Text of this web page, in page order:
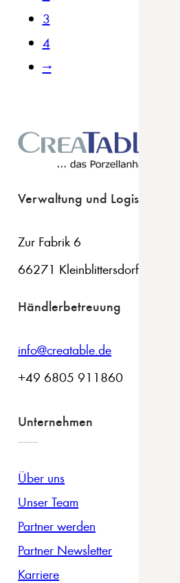
3
4
→
Verwaltung und Logistik
Zur Fabrik 6
66271 Kleinblittersdorf
Händlerbetreuung
info@creatable.de
+49 6805 911860
Unternehmen
Über uns
Unser Team
Partner werden
Partner Newsletter
Karriere